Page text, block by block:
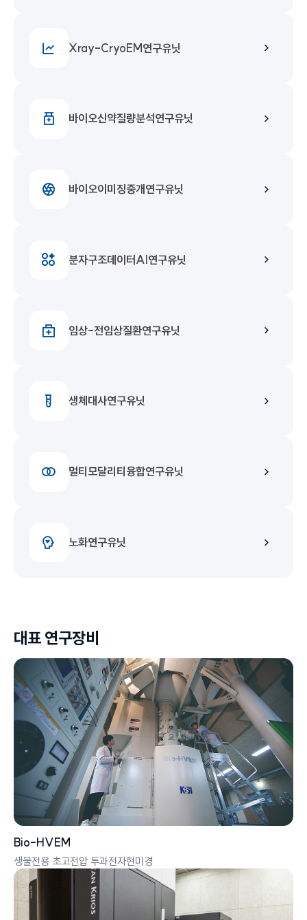
Xray-CryoEM연구유닛
바이오신약질량분석연구유닛
바이오이미징중개연구유닛
분자구조데이터AI연구유닛
임상-전임상질환연구유닛
생체대사연구유닛
멀티모달리티융합연구유닛
노화연구유닛
대표 연구장비
Bio-HVEM
생물전용 초고전압 투과전자현미경